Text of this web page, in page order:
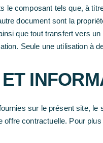
le composant tels que, à
document sont la
que tout transfert vers
Seule une utilisation à
sur le présent site,
offre contractuelle. Pour